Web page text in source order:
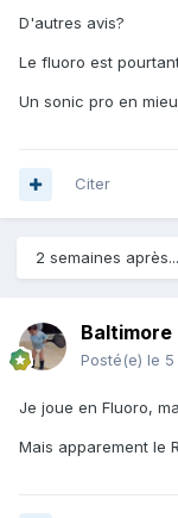
D'autres avis?
Le fluoro est
Un sonic pro en
Citer
2 semaines après...
Baltimore
Posté(e) le 5
Je joue en Fluoro,
Mais apparement le